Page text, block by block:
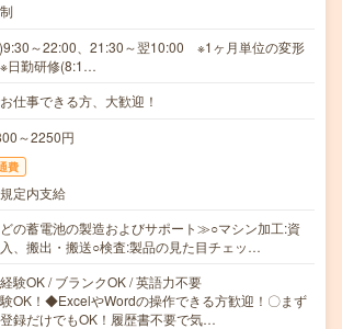
～22:00、21:30～翌10:00 ※1ヶ月単位の変形
日勤研修(8:1…
仕事できる方、大歓迎！
～2250円
費
定内支給
の蓄電池の製造およびサポート≫○マシン加工:資
、搬出・搬送○検査:製品の見た目チェッ…
験OK / ブランクOK / 英語力不要
OK！◆ExcelやWordの操作できる方歓迎！〇まず
録だけでもOK！履歴書不要で気…